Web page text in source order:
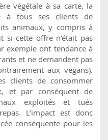
végétale à sa carte, la
à tous ses clients de
animaux, y compris à
si cette offre n’était pas
exemple ont tendance à
et ne demandent pas
aux vegans).
clients de consommer
et par conséquent de
exploités et tués
L’impact est donc
conséquente pour les